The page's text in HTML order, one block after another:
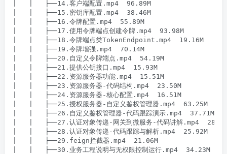
|   |   ├──14.客户端配置.mp4  96.89M
|   |   ├──15.密钥库配置.mp4  38.46M
|   |   ├──16.令牌配置.mp4  55.89M
|   |   ├──17.使用令牌端点创建令牌.mp4  93.98M
|   |   ├──18.令牌端点类TokenEndpoint.mp4  19.16M
|   |   ├──19.令牌增强.mp4  70.14M
|   |   ├──20.自定义令牌端点.mp4  54.19M
|   |   ├──21.提供公钥接口.mp4  15.93M
|   |   ├──22.资源服务器功能.mp4  15.51M
|   |   ├──23.资源服务器-代码结构.mp4  23.50M
|   |   ├──24.资源服务器-核心配置.mp4  16.51M
|   |   ├──25.授权服务器-自定义鉴权管理器.mp4  63.25M
|   |   ├──26.自定义鉴权管理器-代码跟踪演示.mp4  37.71M
|   |   ├──27.认证对象传递-网关到微服务-代码讲解.mp4
|   |   ├──28.认证对象传递-代码跟踪与解析.mp4  25.92M
|   |   ├──29.feign拦截器.mp4  21.06M
|   |   ├──30.业务工程说明与无权限控制运行.mp4  34.23M